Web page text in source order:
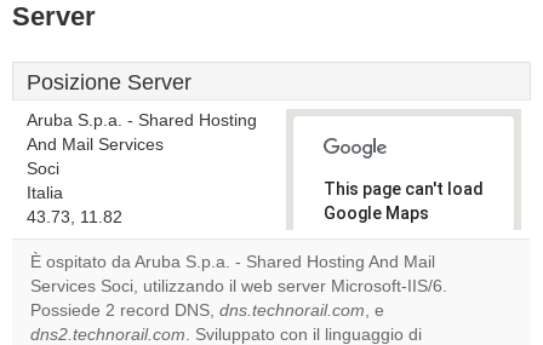
Server
Posizione Server
Aruba S.p.a. - Shared Hosting
And Mail Services
Soci
Italia
43.73, 11.82
This page can't load
Google Maps
correctly.
Do you
own this
website?
È ospitato da Aruba S.p.a. - Shared Hosting And Mail
Services Soci, utilizzando il web server Microsoft-IIS/6.
Possiede 2 record DNS, dns.technorail.com, e
dns2.technorail.com. Sviluppato con il linguaggio di